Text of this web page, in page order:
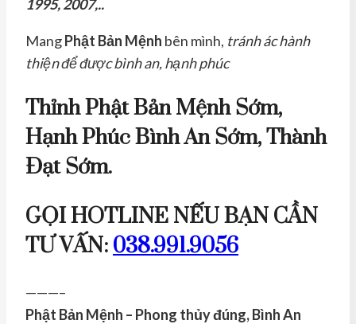
1995, 2007,..
MangPhật Bản Mệnh bên mình, tránh ác hành
thiện để được bình an, hạnh phúc
Thỉnh Phật Bản Mệnh Sớm,
Hạnh Phúc Bình An Sớm, Thành
Đạt Sớm.
GỌI HOTLINE NẾU BẠN CẦN
TƯ VẤN: 038.991.9056
———–
Phật Bản Mệnh – Phong thủy đúng, Bình An